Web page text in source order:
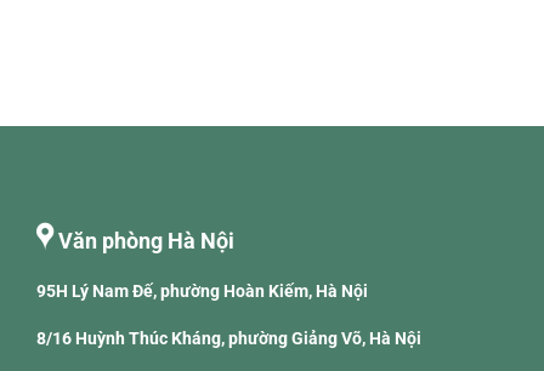
Văn phòng Hà Nội
95H Lý Nam Đế, phường Hoàn Kiếm, Hà Nội
8/16 Huỳnh Thúc Kháng, phường Giảng Võ, Hà Nội